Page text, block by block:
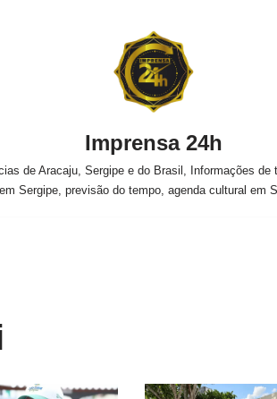
Imprensa 24h
de Aracaju, Sergipe e do Brasil, Informações
em Sergipe, previsão do tempo, agenda cultural em